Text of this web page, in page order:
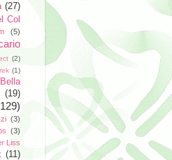
(27)
Col
(5)
(2)
(1)
(19)
(3)
(3)
Liss
(11)